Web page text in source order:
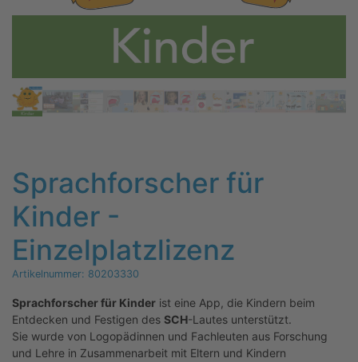
Sprachforscher für
Kinder -
Einzelplatzlizenz
Artikelnummer: 80203330
Sprachforscher für Kinder ist eine App, die Kindern beim
Entdecken und Festigen des SCH-Lautes unterstützt.
Sie wurde von Logopädinnen und Fachleuten aus Forschung
und Lehre in Zusammenarbeit mit Eltern und Kindern